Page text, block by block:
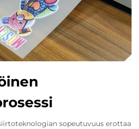
sopeutuvuus erottaa